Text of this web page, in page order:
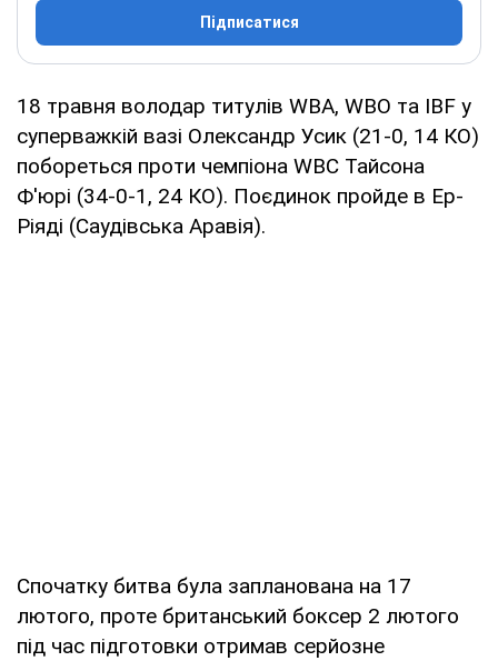
Підписатися
18 травня володар титулів WBA, WBO та IBF у
суперважкій вазі Олександр Усик (21-0, 14 КО)
побореться проти чемпіона WBC Тайсона
Ф'юрі (34-0-1, 24 КО). Поєдинок пройде в Ер-
Ріяді (Саудівська Аравія).
Спочатку битва була запланована на 17
лютого, проте британський боксер 2 лютого
під час підготовки отримав серйозне